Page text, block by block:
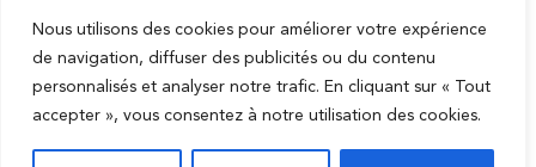
Nous utilisons des cookies pour améliorer votre expérience
de navigation, diffuser des publicités ou du contenu
personnalisés et analyser notre trafic. En cliquant sur « Tout
accepter », vous consentez à notre utilisation des cookies.